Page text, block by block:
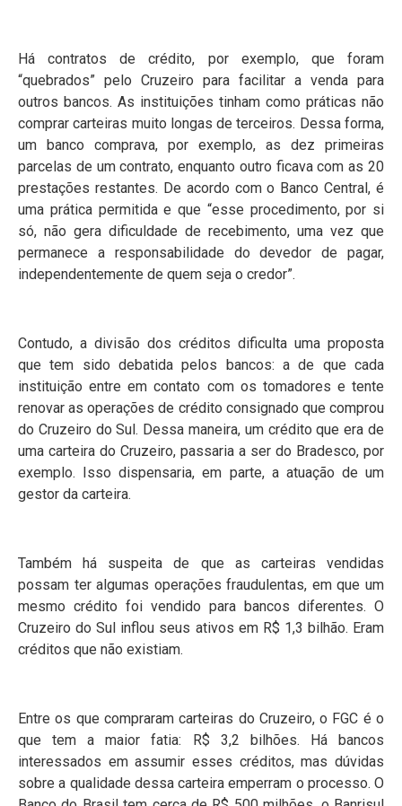
Há contratos de crédito, por exemplo, que foram
“quebrados” pelo Cruzeiro para facilitar a venda para
outros bancos. As instituições tinham como práticas não
comprar carteiras muito longas de terceiros. Dessa forma,
um banco comprava, por exemplo, as dez primeiras
parcelas de um contrato, enquanto outro ficava com as 20
prestações restantes. De acordo com o Banco Central, é
uma prática permitida e que “esse procedimento, por si
só, não gera dificuldade de recebimento, uma vez que
permanece a responsabilidade do devedor de pagar,
independentemente de quem seja o credor”.
Contudo, a divisão dos créditos dificulta uma proposta
que tem sido debatida pelos bancos: a de que cada
instituição entre em contato com os tomadores e tente
renovar as operações de crédito consignado que comprou
do Cruzeiro do Sul. Dessa maneira, um crédito que era de
uma carteira do Cruzeiro, passaria a ser do Bradesco, por
exemplo. Isso dispensaria, em parte, a atuação de um
gestor da carteira.
Também há suspeita de que as carteiras vendidas
possam ter algumas operações fraudulentas, em que um
mesmo crédito foi vendido para bancos diferentes. O
Cruzeiro do Sul inflou seus ativos em R$ 1,3 bilhão. Eram
créditos que não existiam.
Entre os que compraram carteiras do Cruzeiro, o FGC é o
que tem a maior fatia: R$ 3,2 bilhões. Há bancos
interessados em assumir esses créditos, mas dúvidas
sobre a qualidade dessa carteira emperram o processo. O